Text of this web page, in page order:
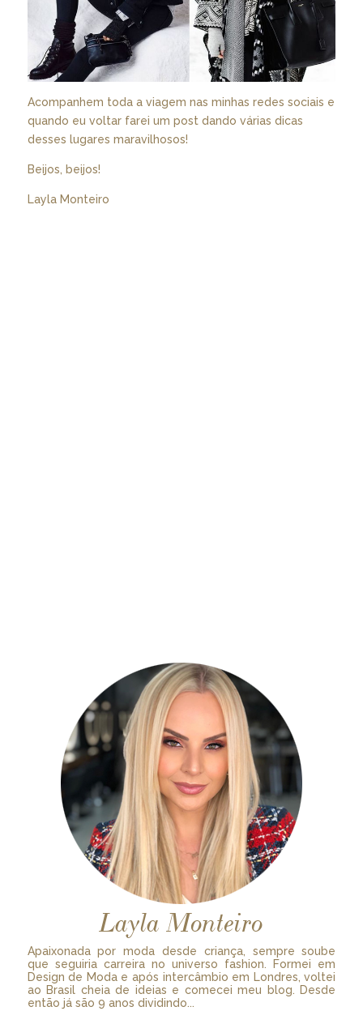
Acompanhem toda a viagem nas minhas redes sociais e
quando eu voltar farei um post dando várias dicas
desses lugares maravilhosos!
Beijos, beijos!
Layla Monteiro
Layla Monteiro
Apaixonada por moda desde criança, sempre soube
que seguiria carreira no universo fashion. Formei em
Design de Moda e após intercâmbio em Londres, voltei
ao Brasil cheia de ideias e comecei meu blog. Desde
então já são 9 anos dividindo...